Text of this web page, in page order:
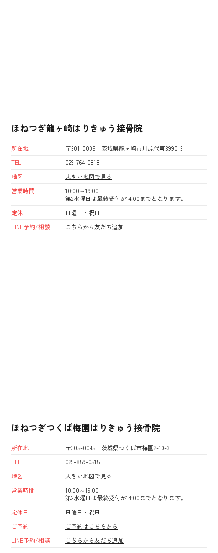
ほねつぎ龍ヶ崎はりきゅう接骨院
所在地
〒301-0005 茨城県龍ヶ崎市川原代町3990-3
TEL
029-764-0818
地図
大きい地図で見る
営業時間
10:00～19:00
第2水曜日は最終受付が14:00までとなります。
定休日
日曜日・祝日
LINE予約/相談
こちらから友だち追加
ほねつぎつくば梅園はりきゅう接骨院
所在地
〒305-0045 茨城県つくば市梅園2-10-3
TEL
029-859-0515
地図
大きい地図で見る
営業時間
10:00～19:00
第2水曜日は最終受付が14:00までとなります。
定休日
日曜日・祝日
ご予約
ご予約はこちらから
LINE予約/相談
こちらから友だち追加